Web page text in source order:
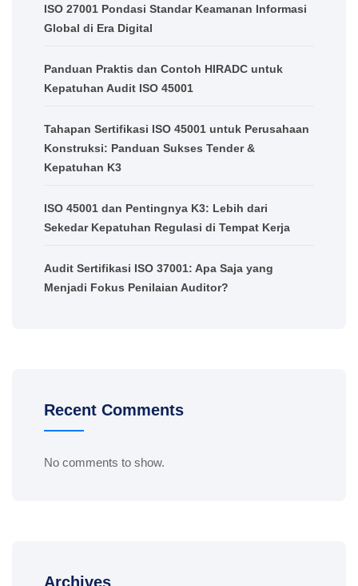
ISO 27001 Pondasi Standar Keamanan Informasi
Global di Era Digital
Panduan Praktis dan Contoh HIRADC untuk
Kepatuhan Audit ISO 45001
Tahapan Sertifikasi ISO 45001 untuk Perusahaan
Konstruksi: Panduan Sukses Tender &
Kepatuhan K3
ISO 45001 dan Pentingnya K3: Lebih dari
Sekedar Kepatuhan Regulasi di Tempat Kerja
Audit Sertifikasi ISO 37001: Apa Saja yang
Menjadi Fokus Penilaian Auditor?
Recent Comments
No comments to show.
Archives